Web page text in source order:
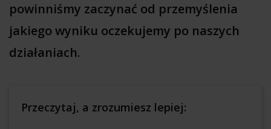
powinniśmy zaczynać od przemyślenia
jakiego wyniku oczekujemy po naszych
działaniach.
Przeczytaj, a zrozumiesz lepiej: